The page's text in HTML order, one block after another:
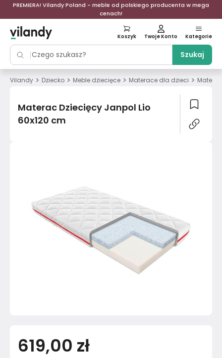
PREMIERA! Vilandy Poland - meble od polskiego producenta w mega
cenach!
Szukaj
Koszyk Twoje Konto Kategorie
Vilandy > Dziecko > Meble dziecięce > Materace dla dzieci >
Materac Dziecięcy Janpol Lio
60x120 cm
619,00 zł